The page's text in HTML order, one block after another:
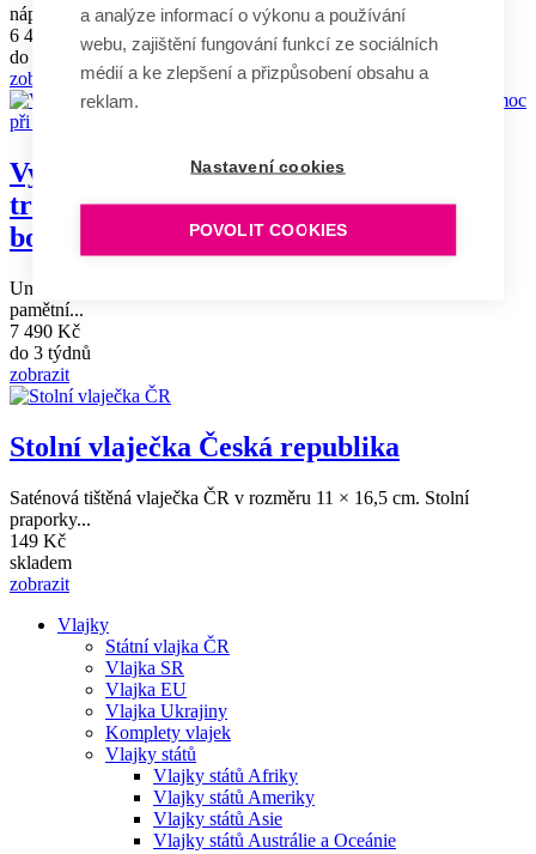
nápis, v...
6 490 Kč
do 3 týdnů
zobrazit
Vyšívaná stuha v barvě státní/národní
trikolóry – děkovný text „Za pomoc při
boji“
Univerzální sametová trikolórová stuha nese zlatě vyšívaný
pamětní...
7 490 Kč
do 3 týdnů
zobrazit
Stolní vlaječka Česká republika
Saténová tištěná vlaječka ČR v rozměru 11 × 16,5 cm. Stolní
praporky...
149 Kč
skladem
zobrazit
Hlavní
navigace
Vlajky
Státní vlajka ČR
Vlajka SR
Vlajka EU
Vlajka Ukrajiny
Komplety vlajek
Vlajky států
Vlajky států Afriky
Vlajky států Ameriky
Vlajky států Asie
Vlajky států Austrálie a Oceánie
a analýze informací o výkonu a používání
webu, zajištění fungování funkcí ze sociálních
médií a ke zlepšení a přizpůsobení obsahu a
reklam.
Nastavení cookies
POVOLIT COOKIES